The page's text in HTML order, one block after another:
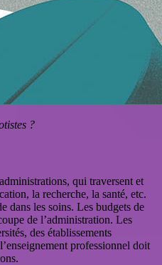
?
qui traversent et
la recherche, la santé, etc.
dans les soins. Les budgets de
de l’administration. Les
des établissements
professionnel doit